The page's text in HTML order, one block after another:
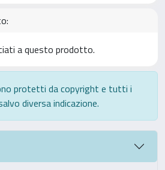
a questo prodotto.
protetti da copyright e tutti i
diversa indicazione.